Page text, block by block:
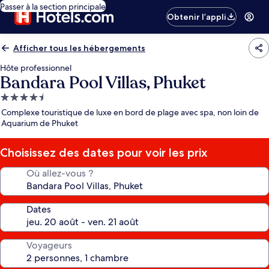
Passer à la section principale
Obtenir l’appli
Afficher tous les hébergements
Hôte professionnel
Bandara Pool Villas, Phuket
Hébergement
4.5 étoiles
Complexe touristique de luxe en bord de plage avec spa, non loin de
Aquarium de Phuket
Choisissez des dates pour voir les prix
Où allez-vous ?
Dates
Voyageurs